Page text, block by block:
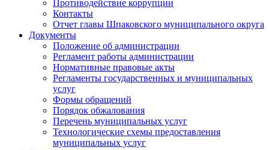
Противодействие коррупции
Контакты
Отчет главы Шпаковского муниципального округа
Документы
Положение об администрации
Регламент работы администрации
Нормативные правовые акты
Регламенты государственных и муниципальных
услуг
Формы обращений
Порядок обжалования
Перечень муниципальных услуг
Технологические схемы предоставления
муниципальных услуг